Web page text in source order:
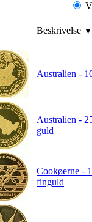
Beskrivelse
Australien -
Australien -
guld
Cookøerne -
finguld